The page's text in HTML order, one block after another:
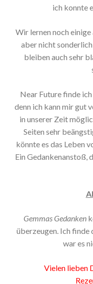
ich konnte
Wir lernen noch
aber nicht
bleiben auch sehr
Near Future finde ich
denn ich kann mir gut
in unserer Zeit
Seiten sehr
könnte es das Leben
Ein Gedankenanstoß,
Gemmas Gedanken
überzeugen. Ich
war es
Vielen lieben